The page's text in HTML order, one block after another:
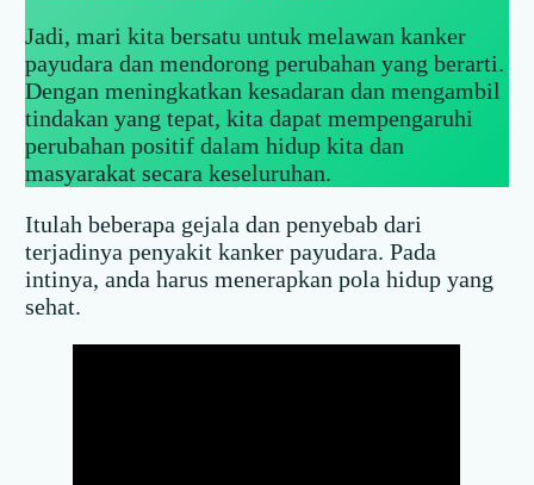
Jadi, mari kita bersatu untuk melawan kanker
payudara dan mendorong perubahan yang berarti.
Dengan meningkatkan kesadaran dan mengambil
tindakan yang tepat, kita dapat mempengaruhi
perubahan positif dalam hidup kita dan
masyarakat secara keseluruhan.
Itulah beberapa gejala dan penyebab dari
terjadinya penyakit kanker payudara. Pada
intinya, anda harus menerapkan pola hidup yang
sehat.